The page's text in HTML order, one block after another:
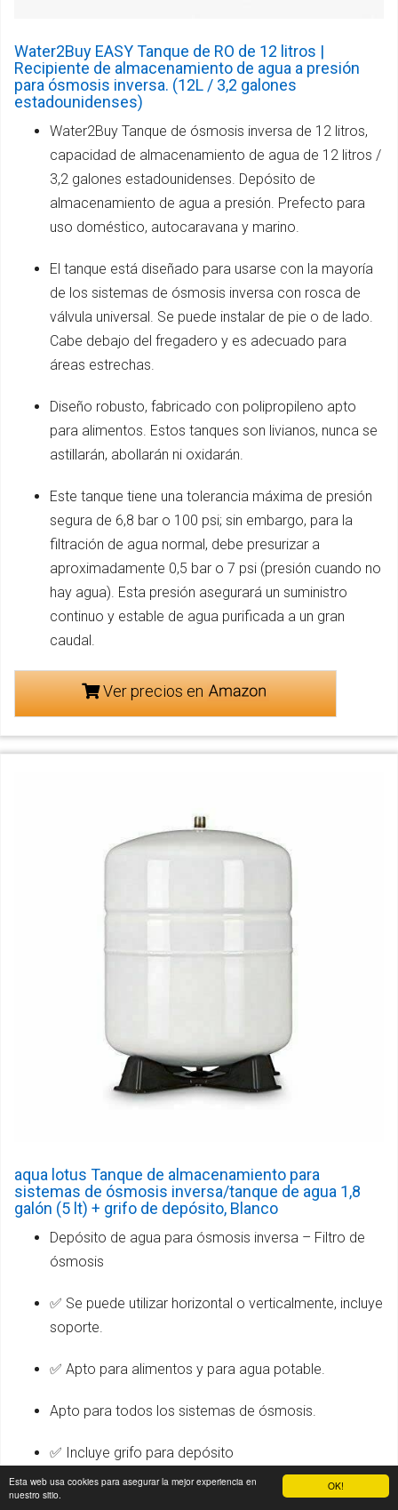
OK!
Esta web usa cookies para asegurar la mejor experiencia en
nuestro sitio.
Water2Buy EASY Tanque de RO de 12 litros |
Recipiente de almacenamiento de agua a presión
para ósmosis inversa. (12L / 3,2 galones
estadounidenses)
Water2Buy Tanque de ósmosis inversa de 12 litros,
capacidad de almacenamiento de agua de 12 litros /
3,2 galones estadounidenses. Depósito de
almacenamiento de agua a presión. Prefecto para
uso doméstico, autocaravana y marino.
El tanque está diseñado para usarse con la mayoría
de los sistemas de ósmosis inversa con rosca de
válvula universal. Se puede instalar de pie o de lado.
Cabe debajo del fregadero y es adecuado para
áreas estrechas.
Diseño robusto, fabricado con polipropileno apto
para alimentos. Estos tanques son livianos, nunca se
astillarán, abollarán ni oxidarán.
Este tanque tiene una tolerancia máxima de presión
segura de 6,8 bar o 100 psi; sin embargo, para la
filtración de agua normal, debe presurizar a
aproximadamente 0,5 bar o 7 psi (presión cuando no
hay agua). Esta presión asegurará un suministro
continuo y estable de agua purificada a un gran
caudal.
Ver precios en
aqua lotus Tanque de almacenamiento para
sistemas de ósmosis inversa/tanque de agua 1,8
galón (5 lt) + grifo de depósito, Blanco
Depósito de agua para ósmosis inversa – Filtro de
ósmosis
✅ Se puede utilizar horizontal o verticalmente, incluye
soporte.
✅ Apto para alimentos y para agua potable.
Apto para todos los sistemas de ósmosis.
✅ Incluye grifo para depósito
✅ Dimensiones: 28,5 cm de alto / 21 cm de diámetro